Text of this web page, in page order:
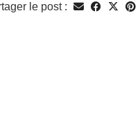
le post :